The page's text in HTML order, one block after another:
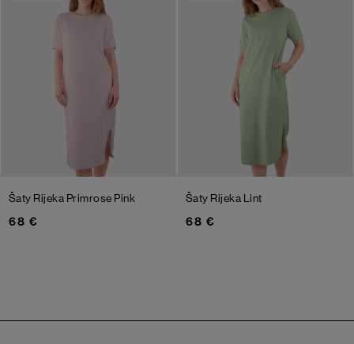
Šaty Rijeka Primrose Pink
68 €
Šaty Rijeka Lint
68 €